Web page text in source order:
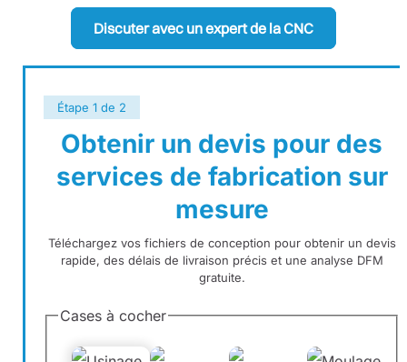
Discuter avec un expert de la CNC
Étape 1 de 2
Obtenir un devis pour des
services de fabrication sur
mesure
Téléchargez vos fichiers de conception pour obtenir un devis
rapide, des délais de livraison précis et une analyse DFM
gratuite.
Cases à cocher